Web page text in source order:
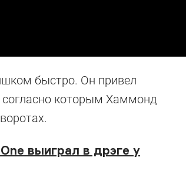
быстро. Он привел
которым Хаммонд
выиграл в дрэге у